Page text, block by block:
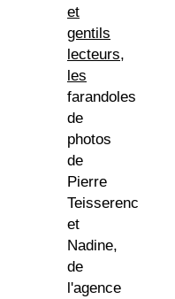
et
gentils
lecteurs,
les
farandoles
de
photos
de
Pierre
Teisserenc
et
Nadine,
de
l'agence